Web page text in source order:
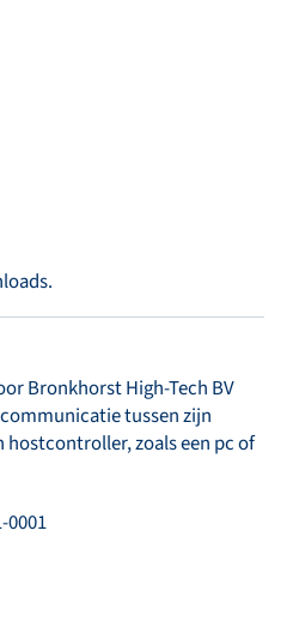
NL
Bronkhorst High-Tech BV
tussen zijn
hostcontroller, zoals een pc of
0001